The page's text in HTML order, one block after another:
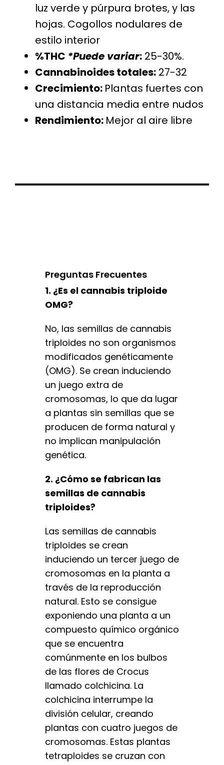
luz verde y púrpura brotes, y las
hojas. Cogollos nodulares de
estilo interior
%THC *Puede variar:25-30%.
Cannabinoides totales:27-32
Crecimiento: Plantas fuertes con
una distancia media entre nudos
Rendimiento: Mejor al aire libre
Preguntas Frecuentes
1. ¿Es el cannabis triploide
OMG?
No, las semillas de cannabis
triploides no son organismos
modificados genéticamente
(OMG). Se crean induciendo
un juego extra de
cromosomas, lo que da lugar
a plantas sin semillas que se
producen de forma natural y
no implican manipulación
genética.
2. ¿Cómo se fabrican las
semillas de cannabis
triploides?
Las semillas de cannabis
triploides se crean
induciendo un tercer juego de
cromosomas en la planta a
través de la reproducción
natural. Esto se consigue
exponiendo una planta a un
compuesto químico orgánico
que se encuentra
comúnmente en los bulbos
de las flores de Crocus
llamado colchicina. La
colchicina interrumpe la
división celular, creando
plantas con cuatro juegos de
cromosomas. Estas plantas
tetraploides se cruzan con